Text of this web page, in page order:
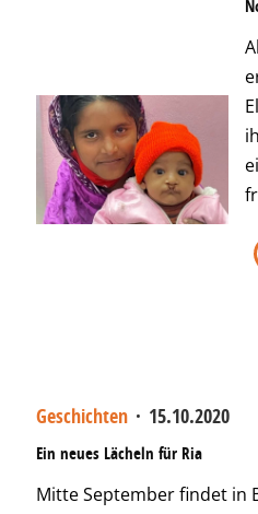
Geschichten · 15.10.2020
Ein neues Lächeln für Ria
Mitte September findet in